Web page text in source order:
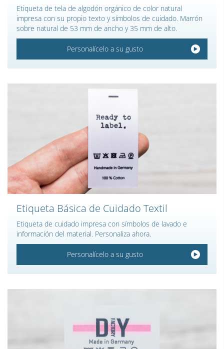
Etiqueta de tela de algodón orgánico de color natural
impresa con su propio texto y símbolos de cuidado. Marrón
sobre natural de 53 mm de ancho y 35 mm de alto.
Personalícelo a su gusto
Etiqueta Básica de Cuidado Textil
Etiqueta de cuidado impresa con símbolos de lavado e
información del material. Personaliza ahora.
Personalícelo a su gusto